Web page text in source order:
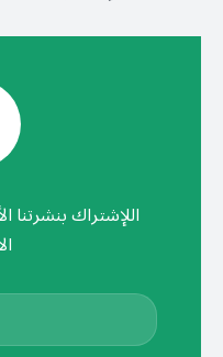
اللإشتراك بنشرتنا